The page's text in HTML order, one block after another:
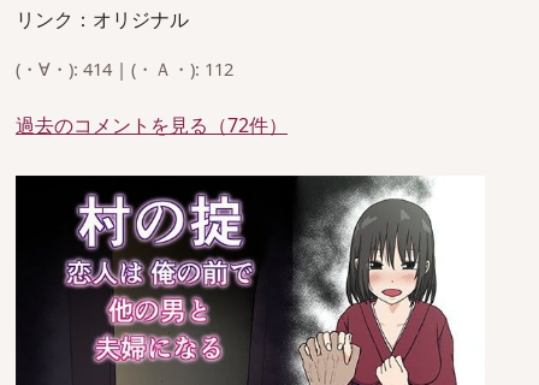
リンク：オリジナル
(・∀・): 414 | (・Ａ・): 112
過去のコメントを見る（72件）